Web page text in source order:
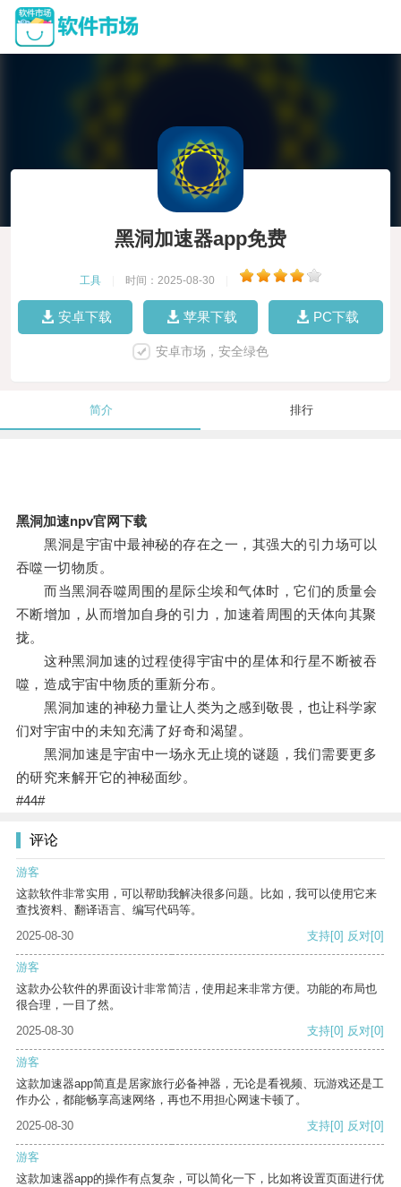
黑洞加速器app免费
工具 时间：2025-08-30
安卓下载 苹果下载 PC下载
安卓市场，安全绿色
简介 排行
黑洞加速npv官网下载
黑洞是宇宙中最神秘的存在之一，其强大的引力场可以
吞噬一切物质。
而当黑洞吞噬周围的星际尘埃和气体时，它们的质量会
不断增加，从而增加自身的引力，加速着周围的天体向其聚
拢。
这种黑洞加速的过程使得宇宙中的星体和行星不断被吞
噬，造成宇宙中物质的重新分布。
黑洞加速的神秘力量让人类为之感到敬畏，也让科学家
们对宇宙中的未知充满了好奇和渴望。
黑洞加速是宇宙中一场永无止境的谜题，我们需要更多
的研究来解开它的神秘面纱。
#44#
评论
游客
这款软件非常实用，可以帮助我解决很多问题。比如，我可以使用它来
查找资料、翻译语言、编写代码等。
2025-08-30
支持[0] 反对[0]
游客
这款办公软件的界面设计非常简洁，使用起来非常方便。功能的布局也
很合理，一目了然。
2025-08-30
支持[0] 反对[0]
游客
这款加速器app简直是居家旅行必备神器，无论是看视频、玩游戏还是工
作办公，都能畅享高速网络，再也不用担心网速卡顿了。
2025-08-30
支持[0] 反对[0]
游客
这款加速器app的操作有点复杂，可以简化一下，比如将设置页面进行优